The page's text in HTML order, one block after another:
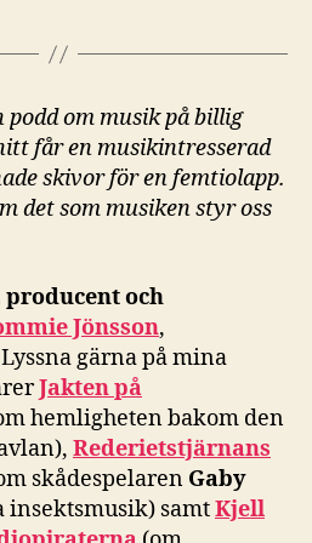
podd om musik på billig
får en musikintresserad
skivor för en femtiolapp.
det som musiken styr oss
och
Jönsson,
gärna på mina
Jakten på
hemligheten bakom den
Rederietstjärnans
skådespelaren Gaby
insektsmusik) samtKjell